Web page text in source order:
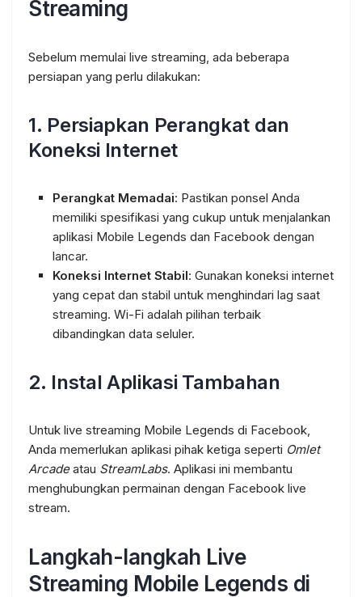
Streaming
Sebelum memulai live streaming, ada beberapa
persiapan yang perlu dilakukan:
1. Persiapkan Perangkat dan
Koneksi Internet
Perangkat Memadai: Pastikan ponsel Anda
memiliki spesifikasi yang cukup untuk menjalankan
aplikasi Mobile Legends dan Facebook dengan
lancar.
Koneksi Internet Stabil: Gunakan koneksi internet
yang cepat dan stabil untuk menghindari lag saat
streaming. Wi-Fi adalah pilihan terbaik
dibandingkan data seluler.
2. Instal Aplikasi Tambahan
Untuk live streaming Mobile Legends di Facebook,
Anda memerlukan aplikasi pihak ketiga seperti Omlet
Arcadeatau StreamLabs. Aplikasi ini membantu
menghubungkan permainan dengan Facebook live
stream.
Langkah-langkah Live
Streaming Mobile Legends di